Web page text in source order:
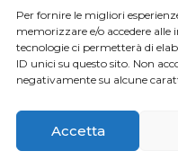
Per fornire le migliori
memorizzare e/o accedere alle
tecnologie ci permetterà di
ID unici su questo sito. Non
negativamente su alcune
Accetta
Particolari
Raccoglitori di
Linea